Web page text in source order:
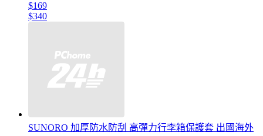
$169
$340
SUNORO 加厚防水防刮 高彈力行李箱保護套 出國海外